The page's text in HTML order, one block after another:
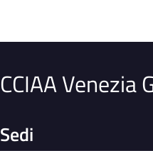
CCIAA Venezia
Sedi